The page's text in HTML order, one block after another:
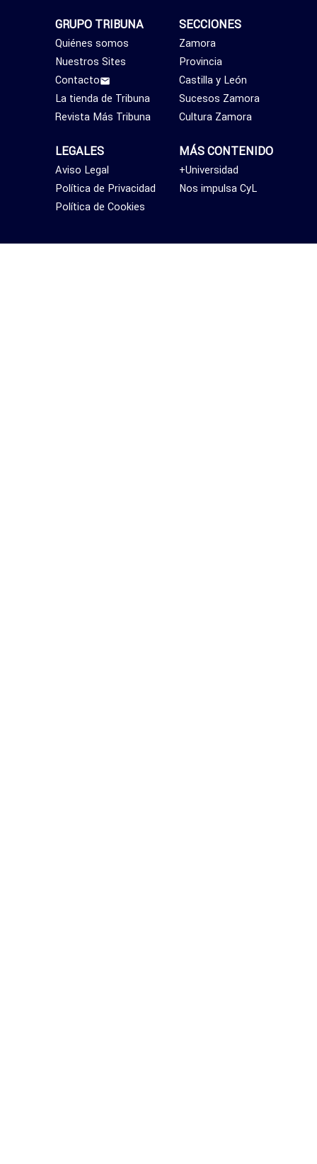
SECCIONES
Zamora
Provincia
Castilla y León
Sucesos Zamora
Cultura Zamora
MÁS CONTENIDO
+Universidad
Nos impulsa CyL
GRUPO TRIBUNA
Quiénes somos
Nuestros Sites
Contacto
La tienda de Tribuna
Revista Más Tribuna
LEGALES
Aviso Legal
Política de Privacidad
Política de Cookies